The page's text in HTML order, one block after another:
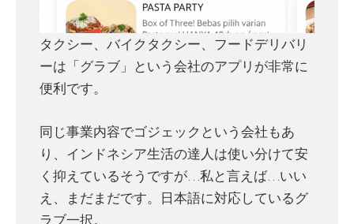
タクシー、バイクタクシー、フードデリバリ
ーは「グラブ」という会社のアプリが非常に
便利です。
同じ事業内容でゴジェックという会社もあ
り、インドネシア生活の達人は使い分けて安
く抑えているそうですが…私と言えば…いい
え、まだまだです。日本語に対応しているグ
ラブ一択。